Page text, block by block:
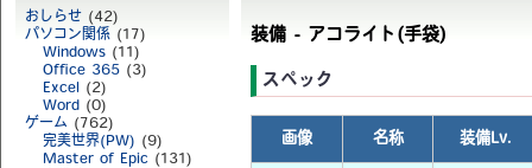
おしらせ (42)
パソコン関係 (17)
Windows (11)
Office 365 (3)
Excel (2)
Word (0)
ゲーム (762)
完美世界(PW) (9)
Master of Epic (131)
装備 - アコライト(手袋)
スペック
画像 名称 装備Lv.